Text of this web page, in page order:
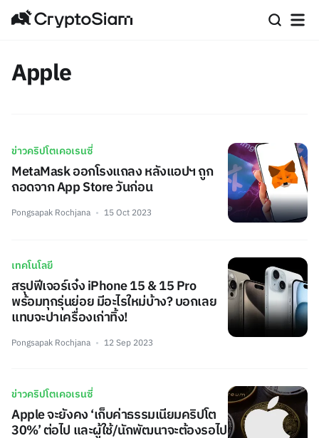
Apple
ข่าวคริปโตเคอเรนซี่
MetaMask ออกโรงแถลง หลังแอปฯ ถูก
ถอดจาก App Store วันก่อน
Pongsapak Rochjana 15 Oct 2023
เทคโนโลยี
สรุปฟีเจอร์เจ๋ง iPhone 15 & 15 Pro
พร้อมทุกรุ่นย่อย มีอะไรใหม่บ้าง? บอกเลย
แทบจะปาเครื่องเก่าทิ้ง!
Pongsapak Rochjana 12 Sep 2023
ข่าวคริปโตเคอเรนซี่
Apple จะยังคง ‘เก็บค่าธรรมเนียมคริปโต
30%’ ต่อไป และผู้ใช้/นักพัฒนาจะต้องรอไป